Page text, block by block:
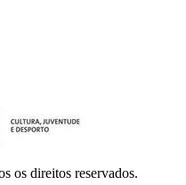
os direitos reservados.